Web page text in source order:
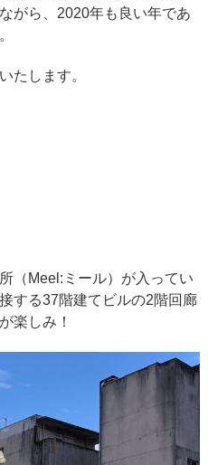
がら、2020年も良い年であ
たします。
（Meel:ミール）が入ってい
する37階建てビルの2階回廊
楽しみ！